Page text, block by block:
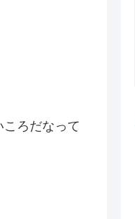
ろだなって